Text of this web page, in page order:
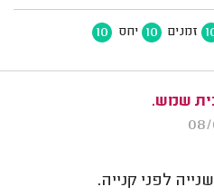
זמנים 10 יחס 10
שמש.
לפני קנייה.